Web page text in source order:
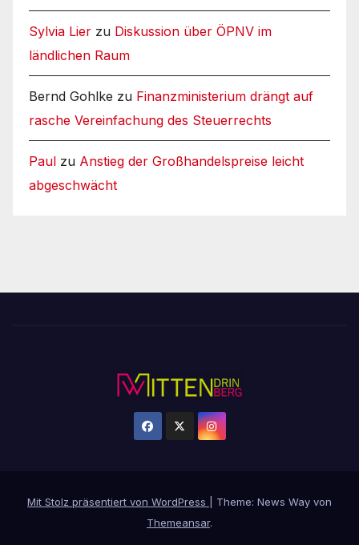
Sylvia Lier zu Diskussion über ÖPNV im
ländlichen Raum
Bernd Gohlke zu Finanzministerium drängt auf
rasche Vereinfachung des Steuerrechts
Paul zu Anstieg der Großhandelspreise leicht
abgeschwächt
Mit Stolz präsentiert von WordPress
Theme: News Way von
Themeansar.